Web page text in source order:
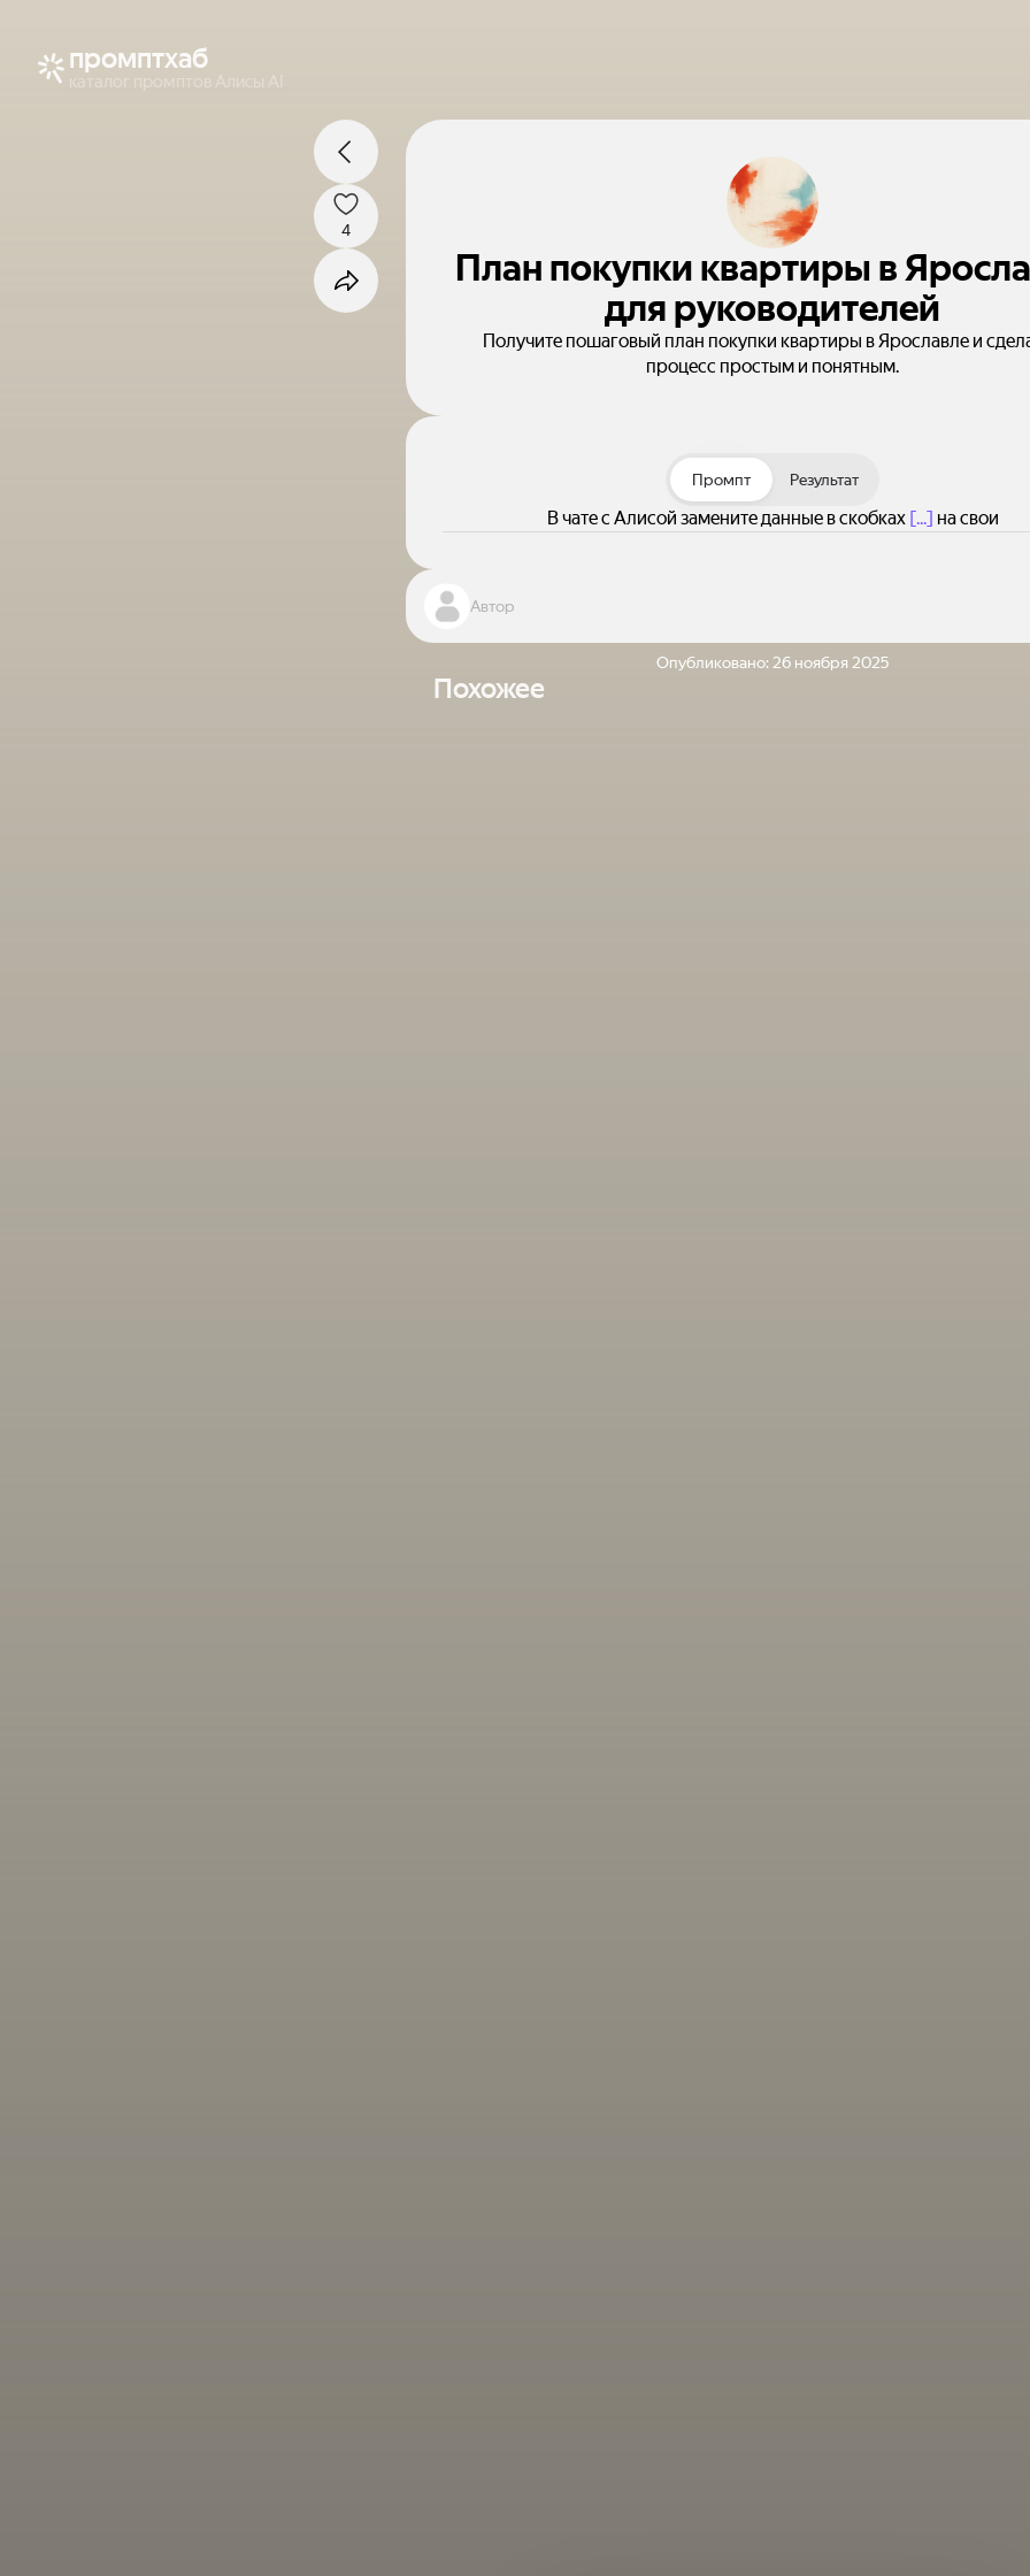
промптхаб
каталог промптов Алисы AI
План покупки квартиры в
для руководителей
Получите пошаговый план покупки квартиры в Ярославле и
процесс простым и понятным.
4
Промпт Результат
В чате с Алисой замените данные в скобках [...] на свои
Автор
Опубликовано: 26 ноября 2025
Похожее